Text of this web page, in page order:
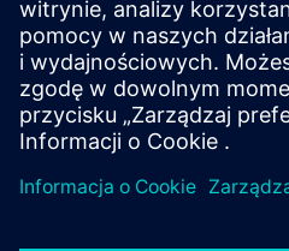
SITRANS mobile